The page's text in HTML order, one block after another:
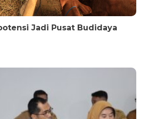
Jadi Pusat Budidaya